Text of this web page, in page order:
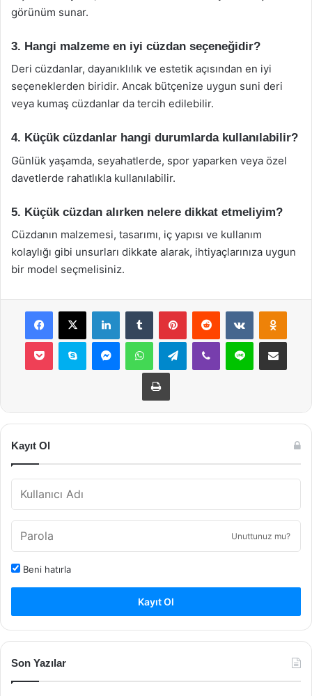
görünüm sunar.
3. Hangi malzeme en iyi cüzdan seçeneğidir?
Deri cüzdanlar, dayanıklılık ve estetik açısından en iyi
seçeneklerden biridir. Ancak bütçenize uygun suni deri
veya kumaş cüzdanlar da tercih edilebilir.
4. Küçük cüzdanlar hangi durumlarda kullanılabilir?
Günlük yaşamda, seyahatlerde, spor yaparken veya özel
davetlerde rahatlıkla kullanılabilir.
5. Küçük cüzdan alırken nelere dikkat etmeliyim?
Cüzdanın malzemesi, tasarımı, iç yapısı ve kullanım
kolaylığı gibi unsurları dikkate alarak, ihtiyaçlarınıza uygun
bir model seçmelisiniz.
Facebook
X LinkedInTumblr PinterestReddit VKontakte
Pocket Skype MessengerWhatsAppTelegramViber Line E-Posta ile
Yazdır
Kayıt Ol
Unuttunuz mu?
Beni hatırla
Kayıt Ol
Son Yazılar